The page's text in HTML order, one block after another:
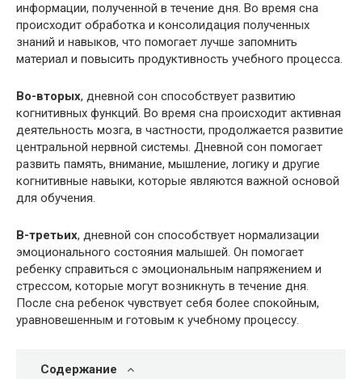
информации, полученной в течение дня. Во время сна
происходит обработка и консолидация полученных
знаний и навыков, что помогает лучше запомнить
материал и повысить продуктивность учебного процесса.
Во-вторых, дневной сон способствует развитию
когнитивных функций. Во время сна происходит активная
деятельность мозга, в частности, продолжается развитие
центральной нервной системы. Дневной сон помогает
развить память, внимание, мышление, логику и другие
когнитивные навыки, которые являются важной основой
для обучения.
В-третьих, дневной сон способствует нормализации
эмоционального состояния малышей. Он помогает
ребенку справиться с эмоциональным напряжением и
стрессом, которые могут возникнуть в течение дня.
После сна ребенок чувствует себя более спокойным,
уравновешенным и готовым к учебному процессу.
Содержание